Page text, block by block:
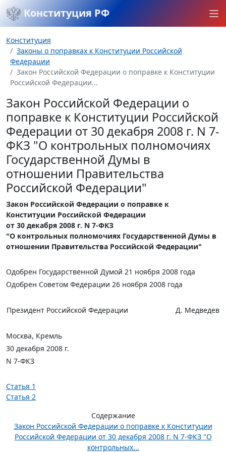
Конституция РФ
Конституция
Законы о поправках к Конституции Российской
Федерации
Закон Российской Федерации о поправке к Конституции
Российской Федерации...
Закон Российской Федерации о
поправке к Конституции Российской
Федерации от 30 декабря 2008 г. N 7-
ФКЗ "О контрольных полномочиях
Государственной Думы в
отношении Правительства
Российской Федерации"
Закон Российской Федерации о поправке к
Конституции Российской Федерации
от 30 декабря 2008 г. N 7-ФКЗ
"О контрольных полномочиях Государственной Думы в
отношении Правительства Российской Федерации"
Одобрен Государственной Думой 21 ноября 2008 года
Одобрен Советом Федерации 26 ноября 2008 года
Президент Российской Федерации Д. Медведев
Москва, Кремль
30 декабря 2008 г.
N 7-ФКЗ
Статья 1
Статья 2
Содержание
Закон Российской Федерации о поправке к Конституции
Российской Федерации от 30 декабря 2008 г. N 7-ФКЗ "О
контрольных...